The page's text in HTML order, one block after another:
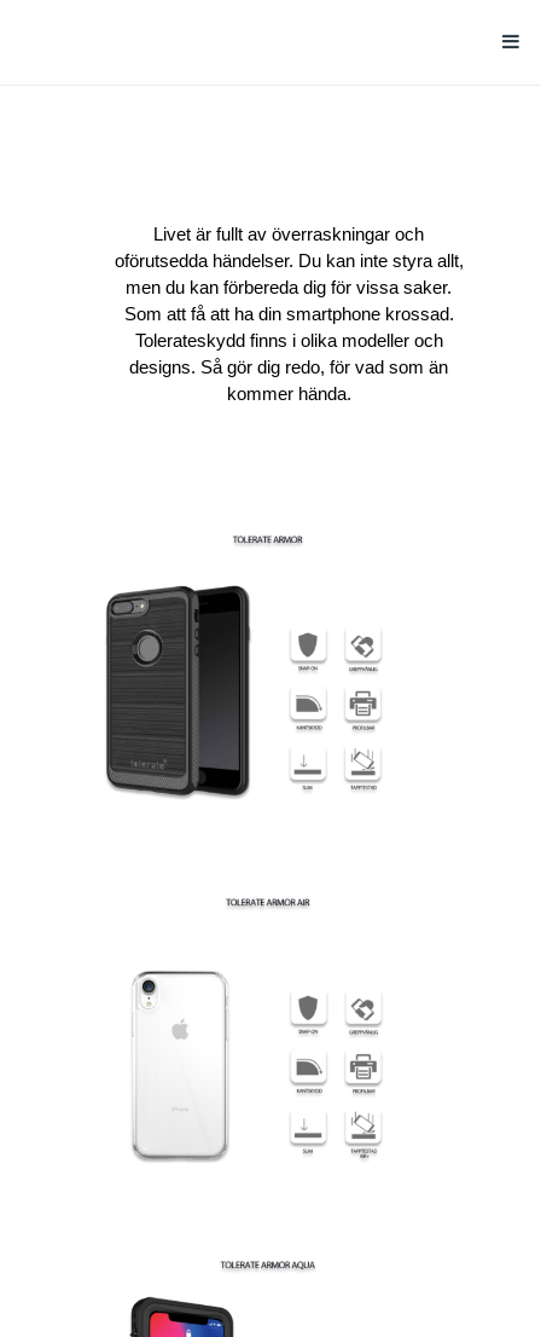
Livet är fullt av överraskningar och
oförutsedda händelser. Du kan inte styra allt,
men du kan förbereda dig för vissa saker.
Som att få att ha din smartphone krossad.
Tolerateskydd finns i olika modeller och
designs. Så gör dig redo, för vad som än
kommer hända.